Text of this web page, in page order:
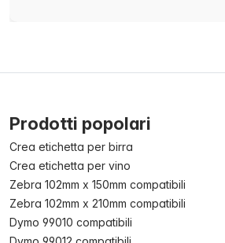
Prodotti popolari
Crea etichetta per birra
Crea etichetta per vino
Zebra 102mm x 150mm compatibili
Zebra 102mm x 210mm compatibili
Dymo 99010 compatibili